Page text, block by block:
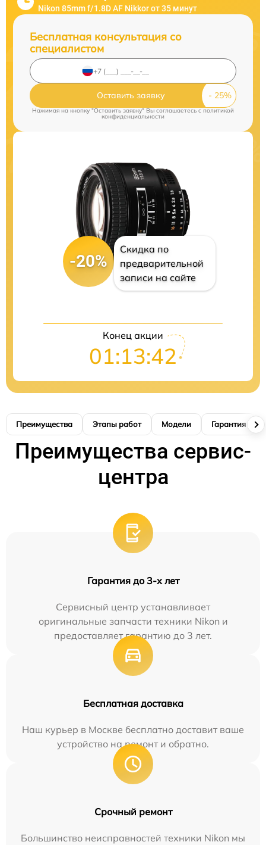
Nikon 85mm f/1.8D AF Nikkor от 35 минут
Бесплатная консультация со
специалистом
Оставить заявку
Нажимая на кнопку "Оставить заявку" Вы соглашаетесь cполитикой
конфиденциальности
-20%
Скидка по
предварительной
записи на сайте
Конец акции
01:13:41
Преимущества Этапы работ Модели Гарантия
Преимущества сервис-
центра
Гарантия до 3-х лет
Сервисный центр устанавливает
оригинальные запчасти техники Nikon и
предоставляет гарантию до 3 лет.
Бесплатная доставка
Наш курьер в Москве бесплатно доставит ваше
устройство на ремонт и обратно.
Срочный ремонт
Большинство неисправностей техники Nikon мы